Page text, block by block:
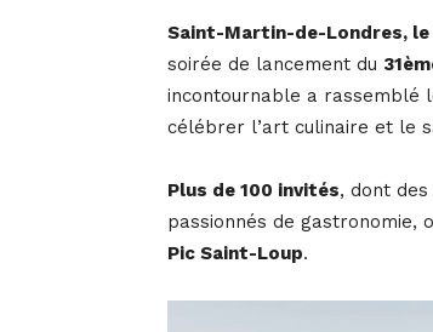
Saint-Martin-de-Londres,
soirée de lancement du
incontournable a rassemblé
célébrer l’art culinaire et le
Plus de 100 invités, dont
passionnés de gastronomie,
Pic Saint-Loup.